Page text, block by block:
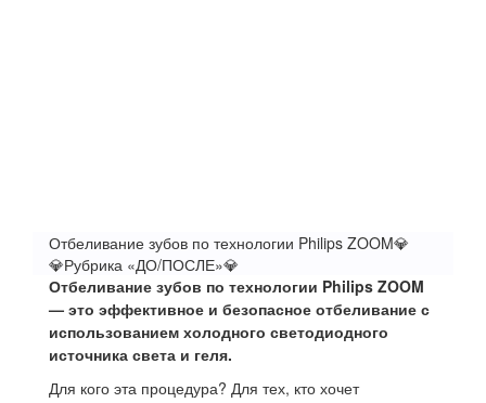
Отбеливание зубов по технологии Philips ZOOM💎
💎Рубрика «ДО/ПОСЛЕ»💎
Отбеливание зубов по технологии Philips ZOOM
— это эффективное и безопасное отбеливание с
использованием холодного светодиодного
источника света и геля.
Для кого эта процедура? Для тех, кто хочет